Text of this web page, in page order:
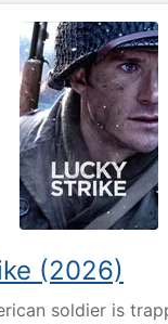
(2026)
soldier is